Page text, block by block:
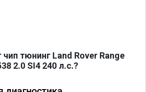
тюнинг Land Rover Range
2.0 SI4 240 л.с.?